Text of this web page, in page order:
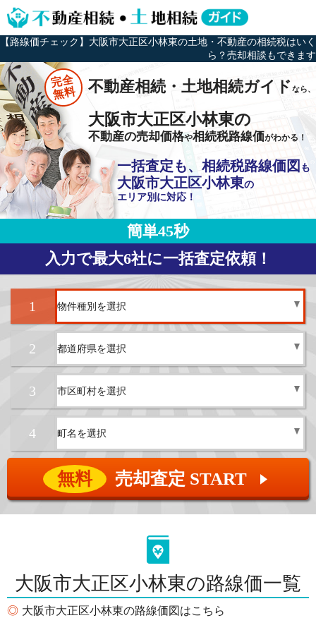
【路線価チェック】大阪市大正区小林東の土地・不動産の相続税はいく
ら？売却相談もできます
完全
無料 不動産相続・土地相続ガイドなら、
大阪市大正区小林東の
不動産の売却価格や相続税路線価がわかる！
一括査定も、相続税路線価図 も
大阪市大正区小林東の
エリア別に対応！
簡単45秒
入力で最大6社に一括査定依頼！
1
2
3
4
無料 売却査定 START ▲
大阪市大正区小林東の路線価一覧
大阪市大正区小林東の路線価図はこちら